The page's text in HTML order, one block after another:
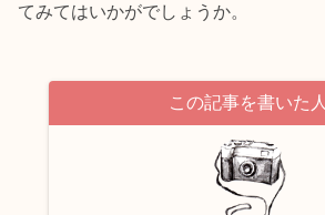
てみてはいかがでしょうか。
この記事を書いた人